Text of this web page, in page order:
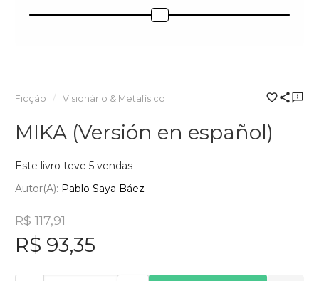
Ficção Visionário & Metafísico
MIKA (Versión en español)
Este livro teve 5 vendas
Autor(a): Pablo Saya Báez
R$ 117,91
R$ 93,35